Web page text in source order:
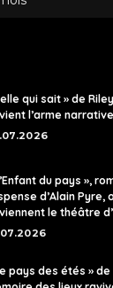
qui sait » de
l’arme
du pays »,
d’Alain Pyre,
le théâtre
pays des étés »